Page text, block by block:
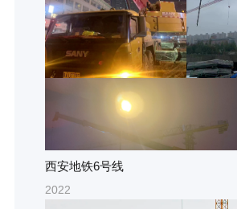
西安地铁6号线
2022